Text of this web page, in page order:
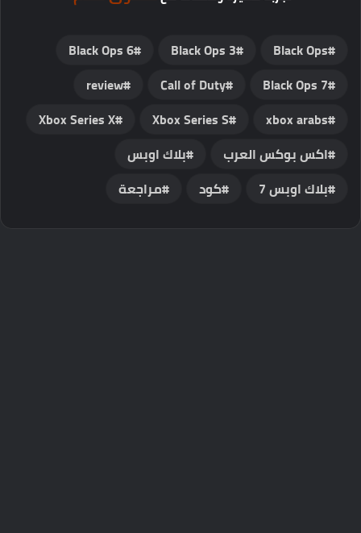
Black Ops
Black Ops 3
Black Ops 6
Black Ops 7
Call of Duty
review
xbox arabs
Xbox Series S
Xbox Series X
اكس بوكس العرب
بلاك اوبس
بلاك اوبس 7
كود مراجعة